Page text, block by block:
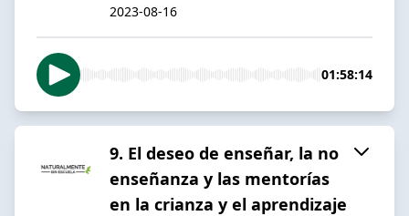
2023-08-16
01:58:14
9. El deseo de enseñar, la no
enseñanza y las mentorías
en la crianza y el aprendizaje